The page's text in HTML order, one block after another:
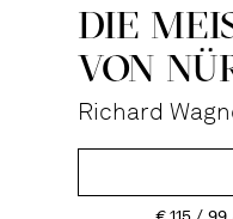
DIE
VON
Richard